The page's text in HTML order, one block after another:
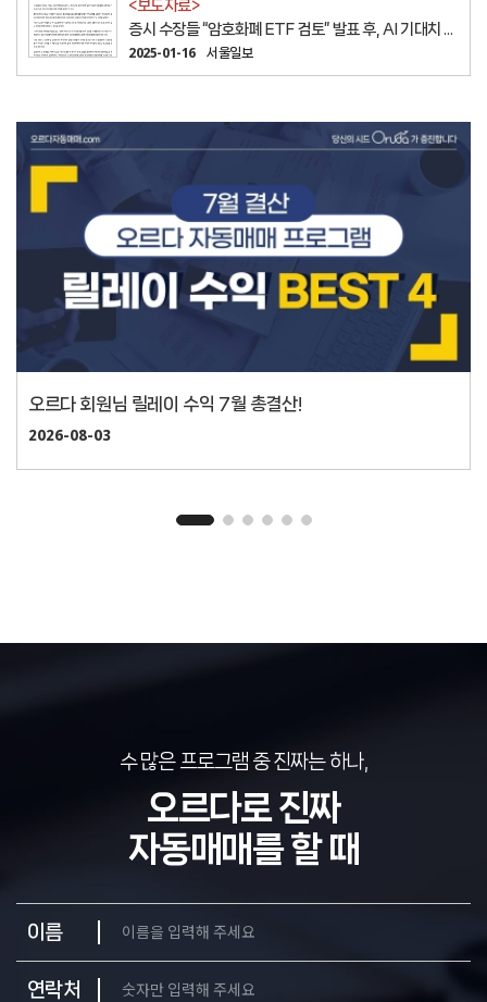
<보도자료>
증시 수장들 “암호화폐 ETF 검토” 발표 후, AI 기대치 ...
2025-01-16 서울일보
오르다 회원님 릴레이 수익 7월 총결산!
2026-08-03
수 많은 프로그램 중 진짜는 하나,
오르다로 진짜
자동매매를 할 때
이름
연락처